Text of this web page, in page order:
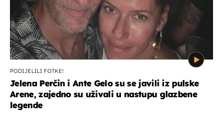
PODIJELILI FOTKE!
Jelena Perčin i Ante Gelo su se javili iz pulske
Arene, zajedno su uživali u nastupu glazbene
legende